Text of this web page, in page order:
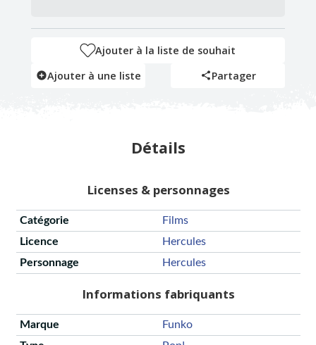
Ajouter à la liste de souhait
Ajouter à une liste
Partager
Détails
Licenses & personnages
Catégorie
Films
Licence
Hercules
Personnage
Hercules
Informations fabriquants
Marque
Funko